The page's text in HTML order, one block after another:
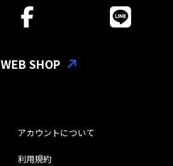
WEB SHOP
アカウントについて
利用規約